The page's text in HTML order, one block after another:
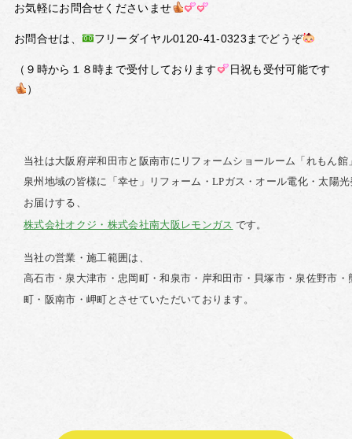
お気軽にお問合せくださいませ
お問合せは、 フリーダイヤル0120-41-0323までどうぞ
（９時から１８時まで受付しております
日祝も受付可能です
）
当社は大阪府岸和田市と阪南市にリフォームショールーム「れもん館
泉州地域の皆様に「幸せ」リフォーム・ LPガス・オール電化・太陽
お届けする、
株式会社オクジ・株式会社南大阪レモンガス です。
当社の営業・施工範囲は、
高石市・泉大津市・忠岡町・和泉市・岸和田市・貝塚市・泉佐野市
町・阪南市・岬町とさせていただいております。